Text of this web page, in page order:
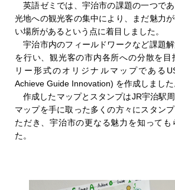
英語ゼミでは、宇治市の課題の一つで
光地への観光客の集中により、まだ魅力
い場所があるという点に着目しました。
宇治市内のフィールドワークなど課題
を行い、観光客の市内各所への分散を目
リー形式のオリジナルマップである
Achieve Guide Innovation) を作成しました
作成したマップとスタンプはJR宇治駅周
マップを手に取った多くの方々にスタン
ただき、宇治市の更なる魅力を知っても
た。